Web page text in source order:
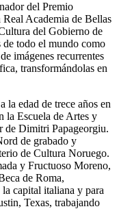
del Premio
Academia de Bellas
del Gobierno de
de todo el mundo como
imágenes recurrentes
transformándolas en
la edad de trece años en
la Escuela de Artes y
de Dimitri Papageorgiu.
de grabado y
de Cultura Noruego.
y Fructuoso Moreno,
de Roma,
la capital italiana y para
Texas, trabajando